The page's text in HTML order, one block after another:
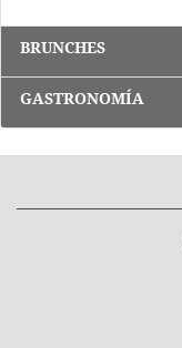
BRUNCHES
GASTRONOMÍA